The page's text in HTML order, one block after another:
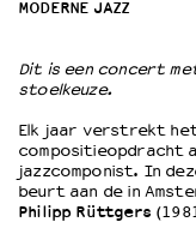
OVER LANTARENVENSTER
Wat we doen
Werken bij
Wie is wie
Word vriend
Historie
MODERNE JAZZ
Dit is een concert
stoelkeuze.
Elk jaar verstrekt
compositieopdracht
jazzcomponist. In
beurt aan de in
Philipp Rüttgers